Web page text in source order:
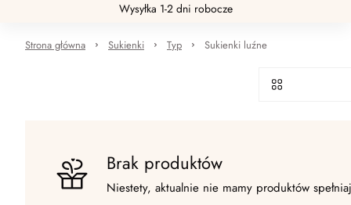
Wysyłka 1-2 dni robocze
Strona główna Sukienki Typ Sukienki luźne
Brak produktów
Niestety, aktualnie nie mamy produktów